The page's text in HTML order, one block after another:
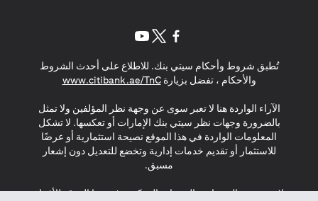
تُطبق شروط وأحكام سيتي بنك. للاطلاع على أحدث الشروط
والأحكام ، تفضل بزيارةwww.citibank.ae/TnC
(opens in a new tab)
الآراء الواردة هنا لا تعبر سوى عن وجهة نظر المؤلفين ولا تمثل
بالضرورة وجهات نظر سيتي بنك الإمارات أو تعكسها. لا تشكل
المعلومات الواردة في هذا الموقع نصيحة استثمارية أو عرضًا
للاستثمار أو تقديم خدمات إدارية وتخضع للتعديل دون إشعار
مسبق.
لا يتم تقديم المنتجات والخدمات المذكورة في هذا الموقع للأفراد